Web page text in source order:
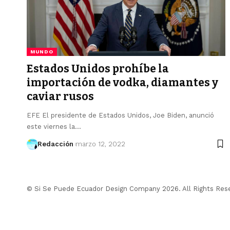
MUNDO
Estados Unidos prohíbe la
importación de vodka, diamantes y
caviar rusos
EFE El presidente de Estados Unidos, Joe Biden, anunció
este viernes la…
Redacción marzo 12, 2022
© Si Se Puede Ecuador Design Company 2026. All Rights